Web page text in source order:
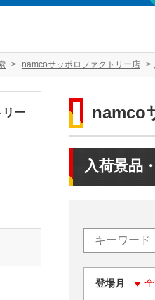
namcoサッポロファクトリー店
namco
入荷景品
登場月
リー